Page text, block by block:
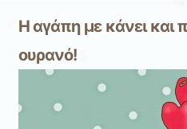
Η αγάπη με κάνει
ουρανό!